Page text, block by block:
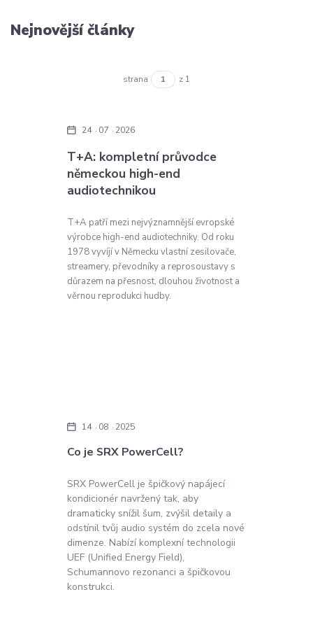
Nejnovější články
strana z 1
T+A: kompletní průvodce
německou high-end
audiotechnikou
24 07 2026
T+A patří mezi nejvýznamnější evropské
výrobce high-end audiotechniky. Od roku
1978 vyvíjí v Německu vlastní zesilovače,
streamery, převodníky a reprosoustavy s
důrazem na přesnost, dlouhou životnost a
věrnou reprodukci hudby.
Co je SRX PowerCell?
14 08 2025
SRX PowerCell je špičkový napájecí
kondicionér navržený tak, aby
dramaticky snížil šum, zvýšil detaily a
odstínil tvůj audio systém do zcela nové
dimenze. Nabízí komplexní technologii
UEF (Unified Energy Field),
Schumannovo rezonanci a špičkovou
konstrukci.